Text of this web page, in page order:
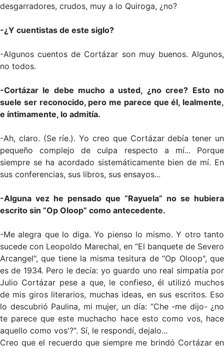
desgarradores, crudos, muy a lo Quiroga, ¿no?
-¿Y cuentistas de este siglo?
-Algunos cuentos de Cortázar son muy buenos. Algunos,
no todos.
-Cortázar le debe mucho a usted, ¿no cree? Esto no
suele ser reconocido, pero me parece que él, lealmente,
e íntimamente, lo admitía.
-Ah, claro. (Se ríe.). Yo creo que Cortázar debía tener un
pequeño complejo de culpa respecto a mí... Porque
siempre se ha acordado sistemáticamente bien de mí. En
sus conferencias, sus libros, sus ensayos...
-Alguna vez he pensado que “Rayuela” no se hubiera
escrito sin “Op Oloop” como antecedente.
-Me alegra que lo diga. Yo pienso lo mismo. Y otro tanto
sucede con Leopoldo Marechal, en “El banquete de Severo
Arcangel", que tiene la misma tesitura de “Op Oloop", que
es de 1934. Pero le decía: yo guardo uno real simpatía por
Julio Cortázar pese a que, le confieso, él utilizó muchos
de mis giros literarios, muchas ideas, en sus escritos. Eso
lo descubrió Paulina, mi mujer, un día: “Che -me dijo- ¿no
te parece que este muchacho hace esto como vos, hace
aquello como vos'?". Sí, le respondí, dejalo...
Creo que el recuerdo que siempre me brindó Cortázar en